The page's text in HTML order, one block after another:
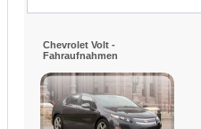
Chevrolet Volt -
Fahraufnahmen